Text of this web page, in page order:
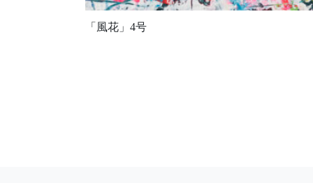
「風花」4号